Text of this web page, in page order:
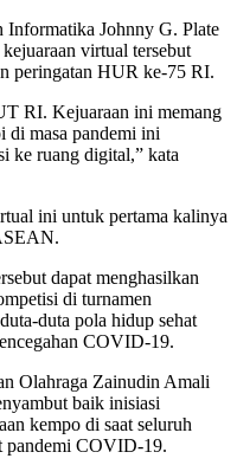
Informatika Johnny G. Plate
virtual tersebut
peringatan HUR ke-75 RI.
RI. Kejuaraan ini memang
di masa pandemi ini
ke ruang digital,” kata
ini untuk pertama kalinya
dapat menghasilkan
di turnamen
duta pola hidup sehat
COVID-19.
Olahraga Zainudin Amali
baik inisiasi
kempo di saat seluruh
pandemi COVID-19.